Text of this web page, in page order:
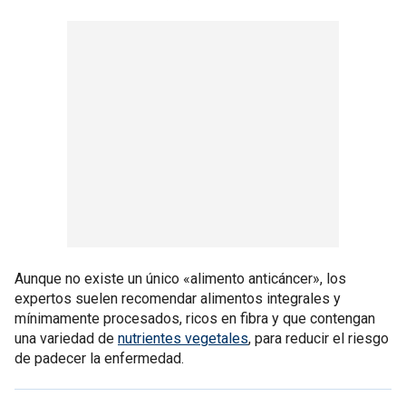
Aunque no existe un único «alimento anticáncer», los
expertos suelen recomendar alimentos integrales y
mínimamente procesados, ricos en fibra y que contengan
una variedad de nutrientes vegetales, para reducir el riesgo
de padecer la enfermedad.